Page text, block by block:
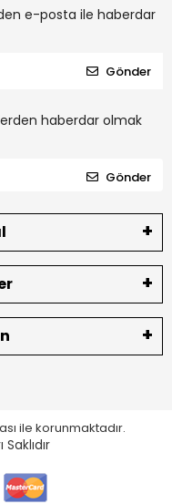
e-posta ile haberdar
Gönder
haberdar olmak
Gönder
ile korunmaktadır.
Saklıdır